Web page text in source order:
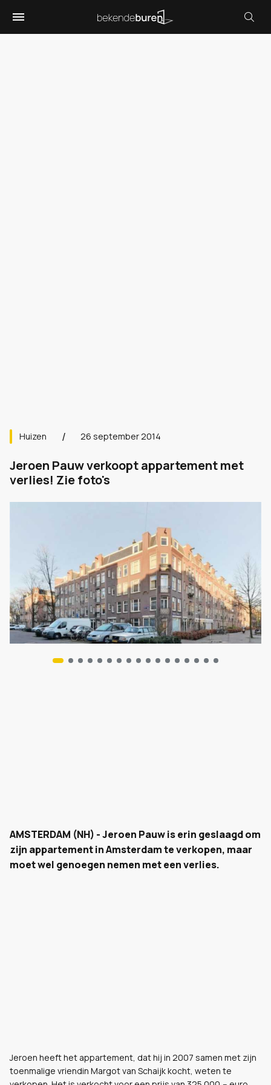
Huizen 26 september 2014
Jeroen Pauw verkoopt appartement met
verlies! Zie foto's
AMSTERDAM (NH) - Jeroen Pauw is erin geslaagd om
zijn appartement in Amsterdam te verkopen, maar
moet wel genoegen nemen met een verlies.
Jeroen heeft het appartement, dat hij in 2007 samen met zijn
toenmalige vriendin Margot van Schaijk kocht, weten te